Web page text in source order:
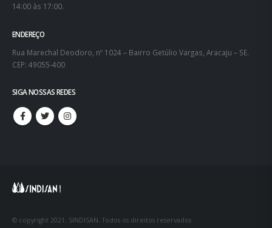
14:00 às 17:00.
ENDEREÇO
Rua Marechal Deodoro, nº 1024 – Bairro Getúlio Vargas, Aracaju – SE.
CEP: 49055-400
SIGA NOSSAS REDES
© copyright 2021. SINDISAN. Todos os direitos reservados